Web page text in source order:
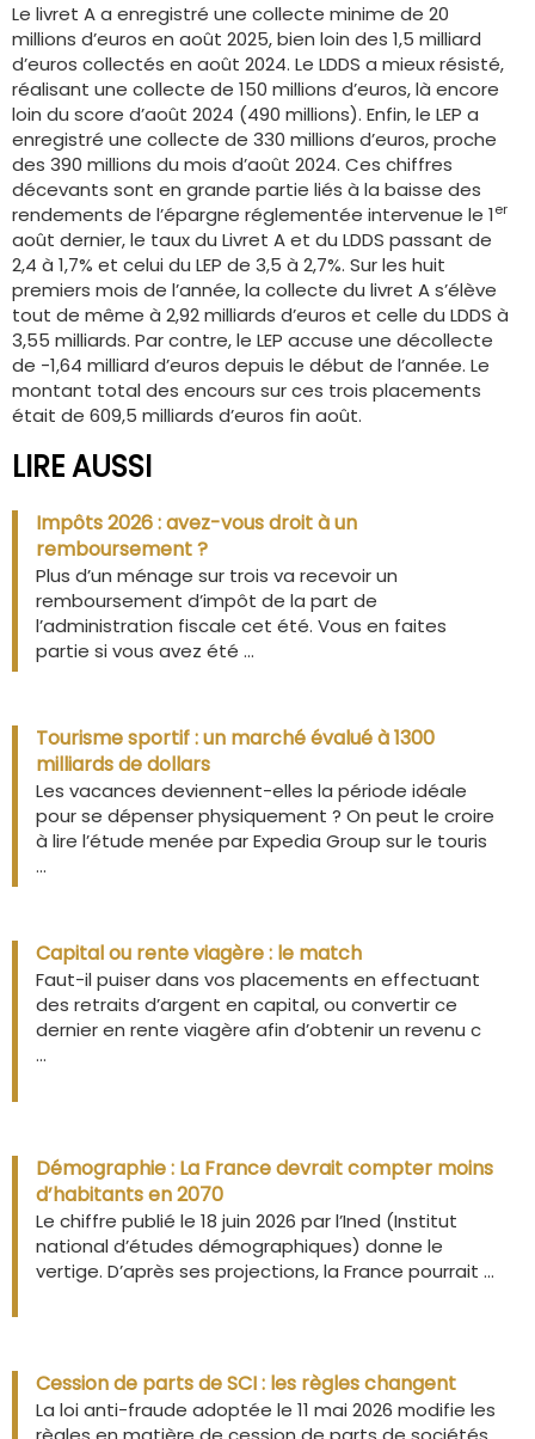
Le livret A a enregistré une collecte minime de 20
millions d’euros en août 2025, bien loin des 1,5 milliard
d’euros collectés en août 2024. Le LDDS a mieux résisté,
réalisant une collecte de 150 millions d’euros, là encore
loin du score d’août 2024 (490 millions). Enfin, le LEP a
enregistré une collecte de 330 millions d’euros, proche
des 390 millions du mois d’août 2024. Ces chiffres
décevants sont en grande partie liés à la baisse des
rendements de l’épargne réglementée intervenue le 1er
août dernier, le taux du Livret A et du LDDS passant de
2,4 à 1,7% et celui du LEP de 3,5 à 2,7%. Sur les huit
premiers mois de l’année, la collecte du livret A s’élève
tout de même à 2,92 milliards d’euros et celle du LDDS à
3,55 milliards. Par contre, le LEP accuse une décollecte
de -1,64 milliard d’euros depuis le début de l’année. Le
montant total des encours sur ces trois placements
était de 609,5 milliards d’euros fin août.
LIRE AUSSI
Impôts 2026 : avez-vous droit à un
remboursement ?
Plus d’un ménage sur trois va recevoir un
remboursement d’impôt de la part de
l’administration fiscale cet été. Vous en faites
partie si vous avez été ...
Tourisme sportif : un marché évalué à 1300
milliards de dollars
Les vacances deviennent-elles la période idéale
pour se dépenser physiquement ? On peut le croire
à lire l’étude menée par Expedia Group sur le touris
...
Capital ou rente viagère : le match
Faut-il puiser dans vos placements en effectuant
des retraits d’argent en capital, ou convertir ce
dernier en rente viagère afin d’obtenir un revenu c
...
Démographie : La France devrait compter moins
d’habitants en 2070
Le chiffre publié le 18 juin 2026 par l’Ined (Institut
national d’études démographiques) donne le
vertige. D’après ses projections, la France pourrait ...
Cession de parts de SCI : les règles changent
La loi anti-fraude adoptée le 11 mai 2026 modifie les